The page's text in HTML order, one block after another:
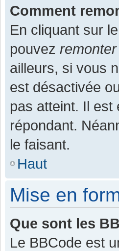
Comment
En cliquant sur
pouvez remonter
ailleurs, si vous
est désactivée
pas atteint. Il est
répondant.
le faisant.
Haut
Mise en
Que sont les
Le BBCode est